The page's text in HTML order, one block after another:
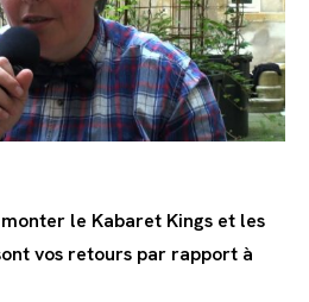
monter le Kabaret Kings et les
vos retours par rapport à